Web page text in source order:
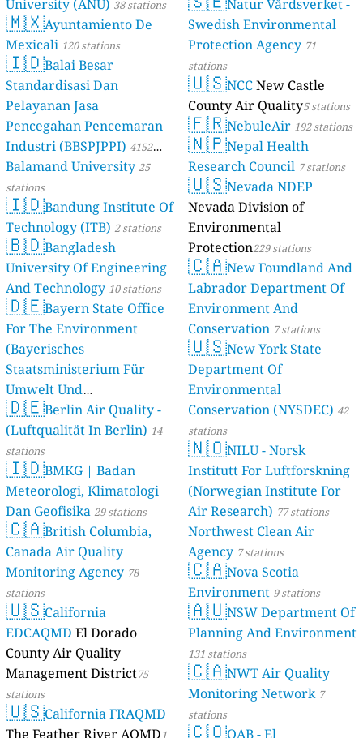
University (ANU) 38 stations
🇲🇽Ayuntamiento De
Mexicali 120 stations
🇮🇩Balai Besar
Standardisasi Dan
Pelayanan Jasa
Pencegahan Pencemaran
Industri (BBSPJPPI) 4152
stations
Balamand University25
stations
🇮🇩Bandung Institute Of
Technology (ITB) 2 stations
🇧🇩Bangladesh
University Of Engineering
And Technology 10 stations
🇩🇪Bayern State Office
For The Environment
(Bayerisches
Staatsministerium Für
Umwelt Und
Verbraucherschutz) - LfU
46 stations
🇩🇪Berlin Air Quality -
(Luftqualität In Berlin) 14
stations
🇮🇩BMKG | Badan
Meteorologi, Klimatologi
Dan Geofisika 29 stations
🇨🇦British Columbia,
Canada Air Quality
Monitoring Agency 78
stations
🇺🇸California
EDCAQMD El Dorado
County Air Quality
Management District75
stations
🇺🇸California FRAQMD
The Feather River AQMD1
Natur Vårdsverket -
Swedish Environmental
Protection Agency 71
stations
🇺🇸NCCNew Castle
County Air Quality5 stations
🇫🇷NebuleAir 192 stations
🇳🇵Nepal Health
Research Council 7 stations
🇺🇸Nevada NDEP
Nevada Division of
Environmental
Protection229 stations
🇨🇦New Foundland And
Labrador Department Of
Environment And
Conservation 7 stations
🇺🇸New York State
Department Of
Environmental
Conservation (NYSDEC) 42
stations
🇳🇴NILU - Norsk
Institutt For Luftforskning
(Norwegian Institute For
Air Research) 77 stations
Northwest Clean Air
Agency 7 stations
🇨🇦Nova Scotia
Environment 9 stations
🇦🇺NSW Department Of
Planning And Environment
131 stations
🇨🇦NWT Air Quality
Monitoring Network 7
stations
🇨🇴OAB - El